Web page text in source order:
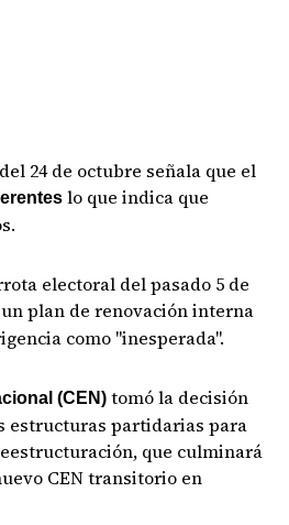
24 de octubre señala que el
lo que indica que
electoral del pasado 5 de
plan de renovación interna
como "inesperada".
(CEN)tomó la decisión
estructuras partidarias para
que culminará
CEN transitorio en